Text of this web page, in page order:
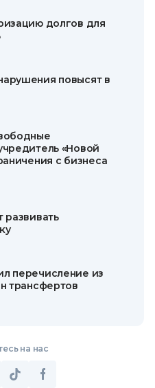
долгов для
повысят в
«Новой
с бизнеса
развивать
перечисление из
трансфертов
на нас